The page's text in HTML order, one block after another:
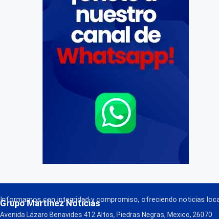
Grupo Martínez Noticias
Informamos con integridad y compromiso, ofreciendo noticias
Avenida Lázaro Benavides 412 Altos, Piedras Negras, Mexico, 26070